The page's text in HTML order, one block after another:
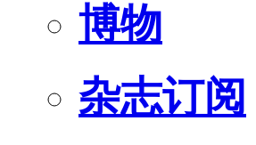
博物
杂志订阅